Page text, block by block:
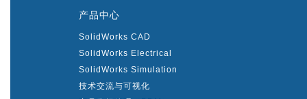
产品中心
SolidWorks CAD
SolidWorks Electrical
SolidWorks Simulation
技术交流与可视化